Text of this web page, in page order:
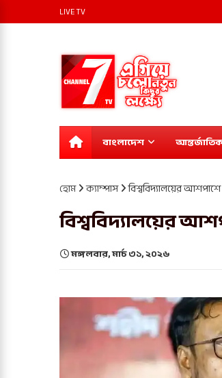
LIVE TV
বাংলাদেশ
হোম ক্যাম্পাস বিশ্ববিদ্যালয়ের
বিশ্ববিদ্যালয়ের
মঙ্গলবার, মার্চ ৩১, ২০২৬